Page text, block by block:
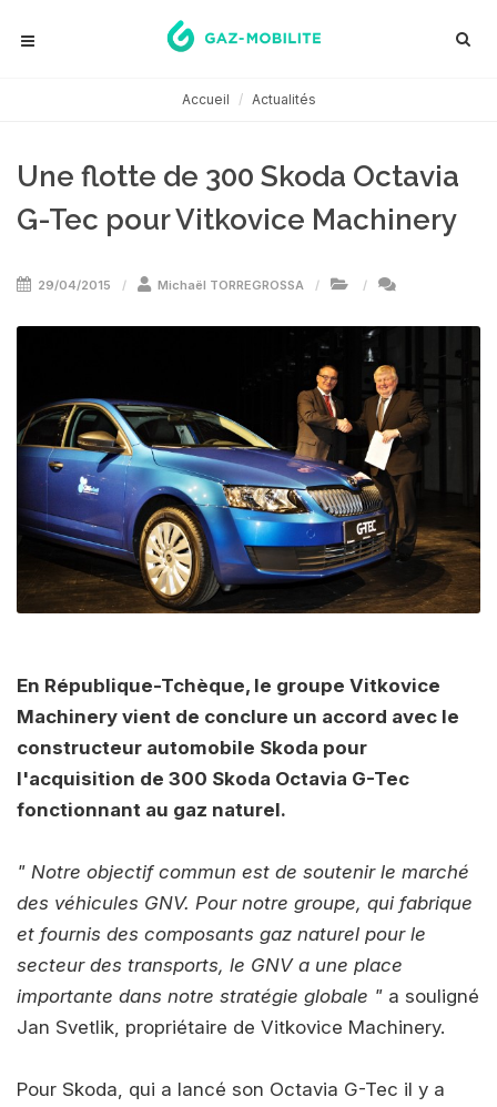
Accueil Actualités
Une flotte de 300 Skoda Octavia
G-Tec pour Vitkovice Machinery
29/04/2015 Michaël TORREGROSSA
En République-Tchèque, le groupe Vitkovice
Machinery vient de conclure un accord avec le
constructeur automobile Skoda pour
l'acquisition de 300 Skoda Octavia G-Tec
fonctionnant au gaz naturel.
" Notre objectif commun est de soutenir le marché
des véhicules GNV. Pour notre groupe, qui fabrique
et fournis des composants gaz naturel pour le
secteur des transports, le GNV a une place
importante dans notre stratégie globale " a souligné
Jan Svetlik, propriétaire de Vitkovice Machinery.
Pour Skoda, qui a lancé son Octavia G-Tec il y a